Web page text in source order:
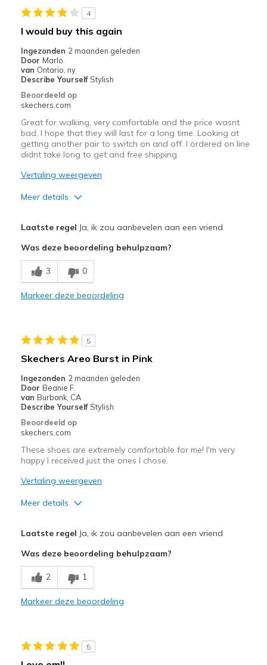
Feels true to size
View On Shoes
I'm Really Into Shoes
4
I would buy this again
Ingezonden 2 maanden geleden
Door Marlo
van Ontario, ny
Describe Yourself Stylish
Beoordeeld op
skechers.com
Great for walking, very comfortable and the price wasnt
bad. I hope that they will last for a long time. Looking at
getting another pair to switch on and off. I ordered on line
didnt take long to get and free shipping.
Vertaling weergeven
Meer details
Comfortable
Stylish
View On Shoes
Shoes are for Wearing
Laatste regel Ja, ik zou aanbevelen aan een vriend
Was deze beoordeling behulpzaam?
3 0
Markeer deze beoordeling
5
Skechers Areo Burst in Pink
Ingezonden 2 maanden geleden
Door Beanie F.
van Burbank, CA
Describe Yourself Stylish
Beoordeeld op
skechers.com
These shoes are extremely comfortable for me! I'm very
happy I received just the ones I chose.
Vertaling weergeven
Meer details
Comfortable
Stylish
Travel
Laatste regel Ja, ik zou aanbevelen aan een vriend
Was deze beoordeling behulpzaam?
2 1
Markeer deze beoordeling
5